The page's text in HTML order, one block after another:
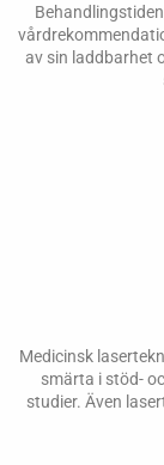
av sin laddbarhet
Medicinsk
smärta i stöd-
studier. Även